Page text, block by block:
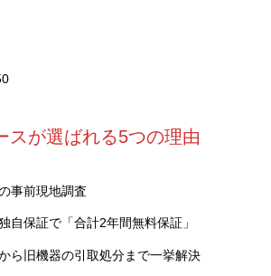
スが選ばれる5つの理由
事前現地調査
自保証で「合計2年間無料保証」
ら旧機器の引取処分まで一挙解決